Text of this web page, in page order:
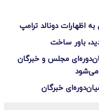
اظهارات دونالد ترامپ
باور ساخت
میان‌دوره‌ای مجلس و خبرگان
می‌شود